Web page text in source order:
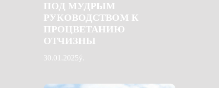
ПОД МУДРЫМ
РУКОВОДСТВОМ К
ПРОЦВЕТАНИЮ
ОТЧИЗНЫ
30.01.2025ý.